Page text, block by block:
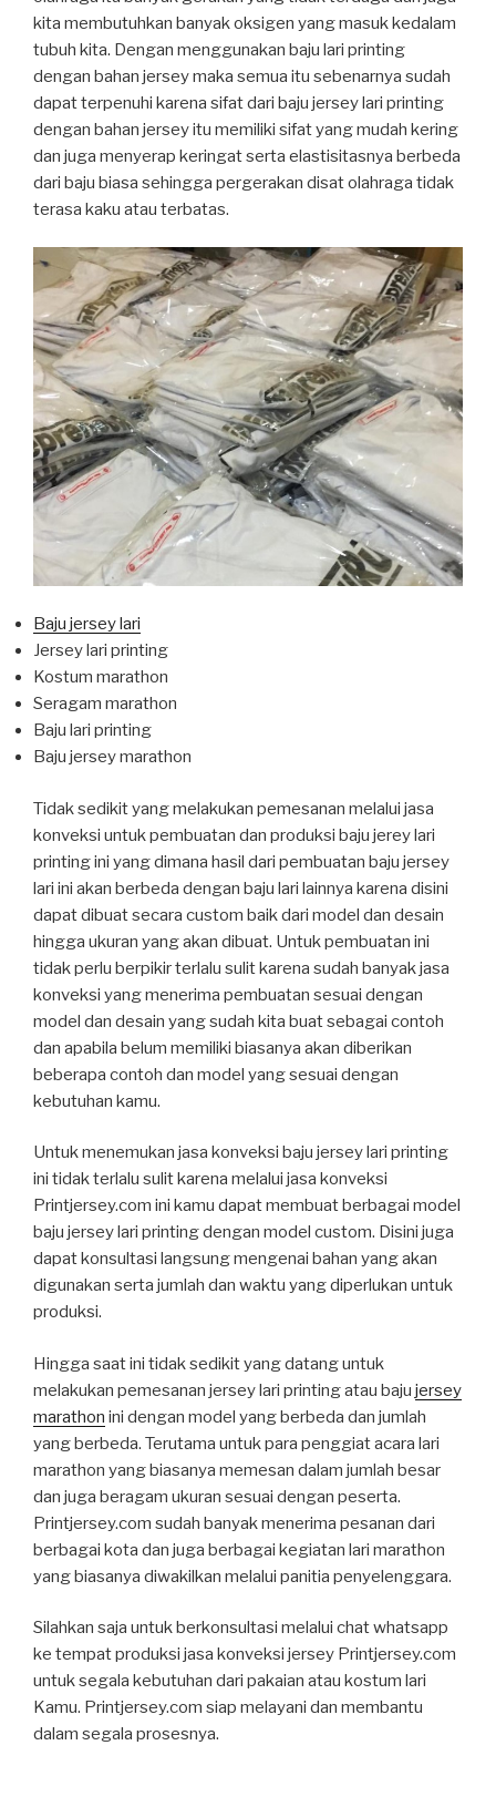
kita membutuhkan banyak oksigen yang masuk kedalam
tubuh kita. Dengan menggunakan baju lari printing
dengan bahan jersey maka semua itu sebenarnya sudah
dapat terpenuhi karena sifat dari baju jersey lari printing
dengan bahan jersey itu memiliki sifat yang mudah kering
dan juga menyerap keringat serta elastisitasnya berbeda
dari baju biasa sehingga pergerakan disat olahraga tidak
terasa kaku atau terbatas.
Baju jersey lari
Jersey lari printing
Kostum marathon
Seragam marathon
Baju lari printing
Baju jersey marathon
Tidak sedikit yang melakukan pemesanan melalui jasa
konveksi untuk pembuatan dan produksi baju jerey lari
printing ini yang dimana hasil dari pembuatan baju jersey
lari ini akan berbeda dengan baju lari lainnya karena disini
dapat dibuat secara custom baik dari model dan desain
hingga ukuran yang akan dibuat. Untuk pembuatan ini
tidak perlu berpikir terlalu sulit karena sudah banyak jasa
konveksi yang menerima pembuatan sesuai dengan
model dan desain yang sudah kita buat sebagai contoh
dan apabila belum memiliki biasanya akan diberikan
beberapa contoh dan model yang sesuai dengan
kebutuhan kamu.
Untuk menemukan jasa konveksi baju jersey lari printing
ini tidak terlalu sulit karena melalui jasa konveksi
Printjersey.com ini kamu dapat membuat berbagai model
baju jersey lari printing dengan model custom. Disini juga
dapat konsultasi langsung mengenai bahan yang akan
digunakan serta jumlah dan waktu yang diperlukan untuk
produksi.
Hingga saat ini tidak sedikit yang datang untuk
melakukan pemesanan jersey lari printing atau baju jersey
marathon ini dengan model yang berbeda dan jumlah
yang berbeda. Terutama untuk para penggiat acara lari
marathon yang biasanya memesan dalam jumlah besar
dan juga beragam ukuran sesuai dengan peserta.
Printjersey.com sudah banyak menerima pesanan dari
berbagai kota dan juga berbagai kegiatan lari marathon
yang biasanya diwakilkan melalui panitia penyelenggara.
Silahkan saja untuk berkonsultasi melalui chat whatsapp
ke tempat produksi jasa konveksi jersey Printjersey.com
untuk segala kebutuhan dari pakaian atau kostum lari
Kamu. Printjersey.com siap melayani dan membantu
dalam segala prosesnya.